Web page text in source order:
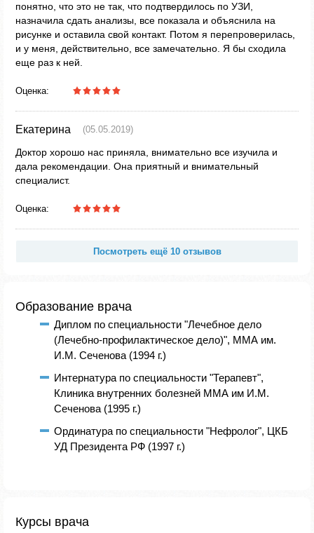
понятно, что это не так, что подтвердилось по УЗИ,
назначила сдать анализы, все показала и объяснила на
рисунке и оставила свой контакт. Потом я перепроверилась,
и у меня, действительно, все замечательно. Я бы сходила
еще раз к ней.
Оценка:
Екатерина (05.05.2019)
Доктор хорошо нас приняла, внимательно все изучила и
дала рекомендации. Она приятный и внимательный
специалист.
Оценка:
Посмотреть ещё 10 отзывов
Образование врача
Диплом по специальности "Лечебное дело
(Лечебно-профилактическое дело)", ММА им.
И.М. Сеченова (1994 г.)
Интернатура по специальности "Терапевт",
Клиника внутренних болезней ММА им И.М.
Сеченова (1995 г.)
Ординатура по специальности "Нефролог", ЦКБ
УД Президента РФ (1997 г.)
Курсы врача